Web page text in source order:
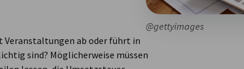
@gettyimages
ab oder führt in
sind? Möglicherweise müssen